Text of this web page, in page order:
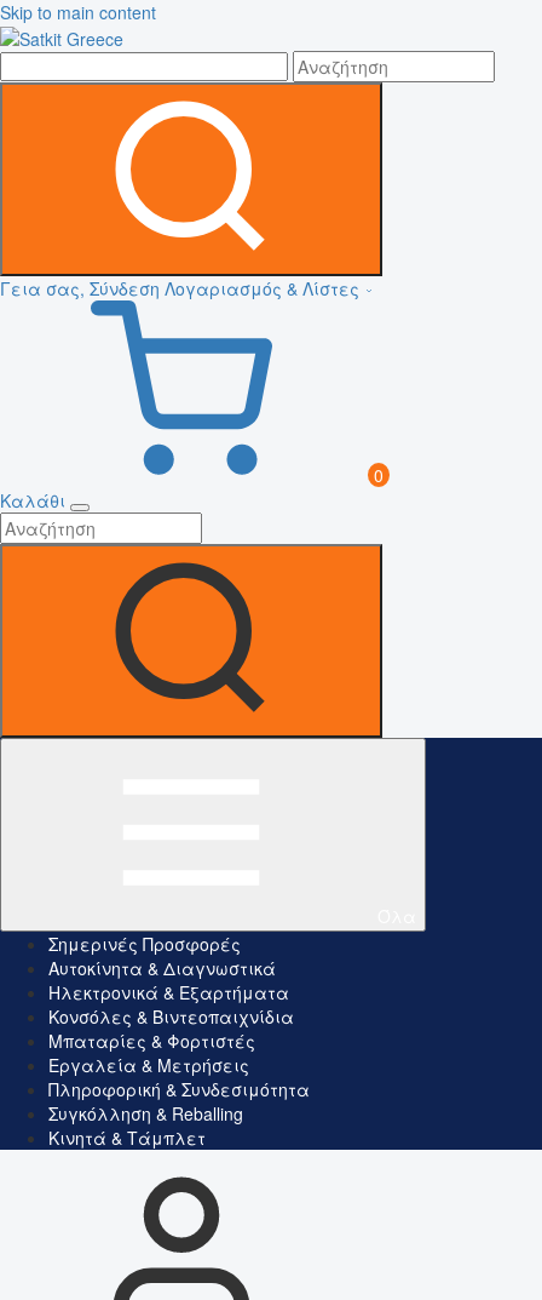
Skip to main content
Γεια σας, Σύνδεση Λογαριασμός & Λίστες
0
Καλάθι
Σημερινές Προσφορές
Αυτοκίνητα & Διαγνωστικά
Ηλεκτρονικά & Εξαρτήματα
Κονσόλες & Βιντεοπαιχνίδια
Μπαταρίες & Φορτιστές
Εργαλεία & Μετρήσεις
Πληροφορική & Συνδεσιμότητα
Συγκόλληση & Reballing
Κινητά & Τάμπλετ